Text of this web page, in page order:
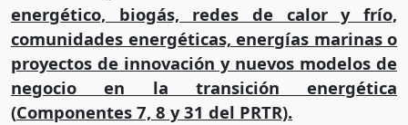
energético, biogás, redes de calor y frío,
comunidades energéticas, energías marinas o
proyectos de innovación y nuevos modelos de
negocio en la transición energética
(Componentes 7, 8 y 31 del PRTR).